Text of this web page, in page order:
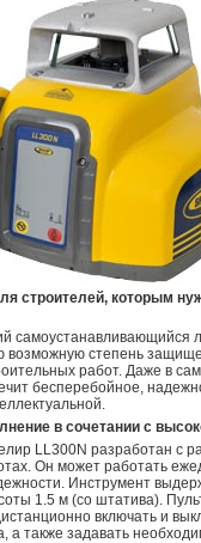
строителей, которым
возможную степень
работ. Даже в
бесперебойное,
в сочетании с
LL300N разработан с
Он может работать
Инструмент
1.5 м (со штатива).
включать и
а также задавать